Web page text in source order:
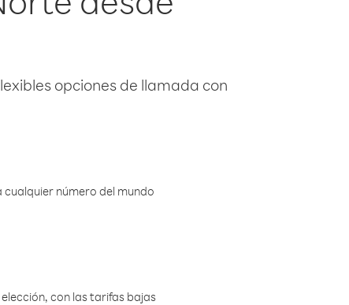
opciones de llamada con
número del mundo
con las tarifas bajas